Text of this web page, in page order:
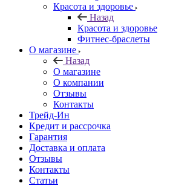
Красота и здоровье
Назад
Красота и здоровье
Фитнес-браслеты
О магазине
Назад
О магазине
О компании
Отзывы
Контакты
Трейд-Ин
Кредит и рассрочка
Гарантия
Доставка и оплата
Отзывы
Контакты
Статьи